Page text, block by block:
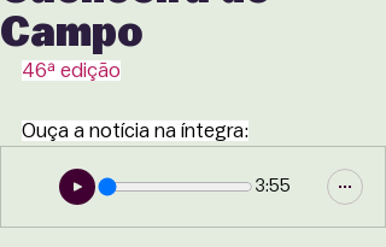
Campo
46ª edição
Ouça a notícia na íntegra:
3:55